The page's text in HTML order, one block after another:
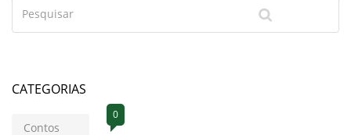
CATEGORIAS
Contos
0